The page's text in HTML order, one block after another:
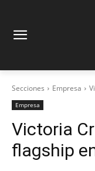
Secciones Empresa
Empresa
Victoria
flagship